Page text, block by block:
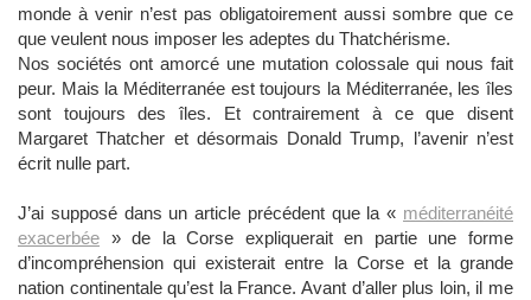
monde à venir n’est pas obligatoirement aussi sombre que ce
que veulent nous imposer les adeptes du Thatchérisme.
Nos sociétés ont amorcé une mutation colossale qui nous fait
peur. Mais la Méditerranée est toujours la Méditerranée, les îles
sont toujours des îles. Et contrairement à ce que disent
Margaret Thatcher et désormais Donald Trump, l’avenir n’est
écrit nulle part.
J’ai supposé dans un article précédent que la « méditerranéité
exacerbée »de la Corse expliquerait en partie une forme
d’incompréhension qui existerait entre la Corse et la grande
nation continentale qu’est la France. Avant d’aller plus loin, il me